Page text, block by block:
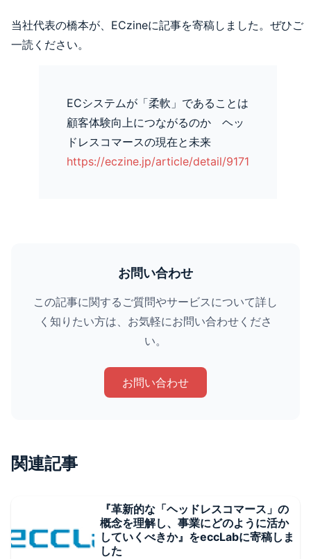
当社代表の橋本が、ECzineに記事を寄稿しました。ぜひご
一読ください。
ECシステムが「柔軟」であることは
顧客体験向上につながるのか ヘッ
ドレスコマースの現在と未来
https://eczine.jp/article/detail/9171
お問い合わせ
この記事に関するご質問やサービスについて詳し
く知りたい方は、お気軽にお問い合わせくださ
い。
お問い合わせ
関連記事
『革新的な「ヘッドレスコマース」の
概念を理解し、事業にどのように活か
していくべきか』をeccLabに寄稿しま
した